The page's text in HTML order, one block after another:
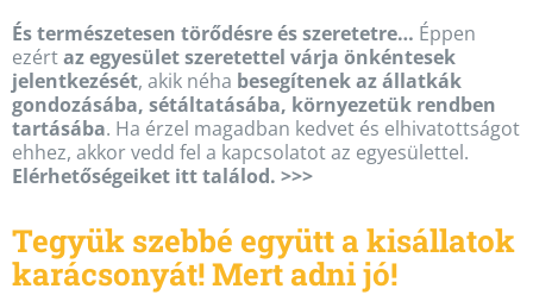
És természetesen törődésre és szeretetre… Éppen
ezértaz egyesület szeretettel várja önkéntesek
jelentkezését, akik néha besegítenek az állatkák
gondozásába, sétáltatásába, környezetük rendben
tartásába. Ha érzel magadban kedvet és elhivatottságot
ehhez, akkor vedd fel a kapcsolatot az egyesülettel.
Elérhetőségeiket itt találod. >>>
Tegyük szebbé együtt a kisállatok
karácsonyát! Mert adni jó!